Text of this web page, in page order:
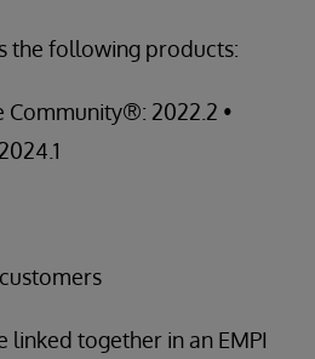
the following products:
Community®: 2022.2 •
linked together in an EMPI